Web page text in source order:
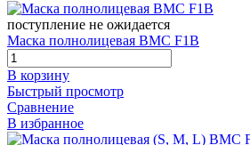
поступление не ожидается
Маска полнолицевая BMC F1B
В корзину
Быстрый просмотр
Сравнение
В избранное